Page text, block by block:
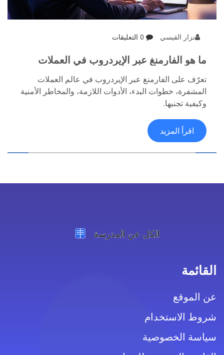
نزار القيسي
ما هو الفارمنغ عبر الإيردروب في العملات
تعرّف على الفارمنغ عبر الإيردروب في عالم العملات
المشفرة، خطوات البدء، الأدوات اللازمة، والمخاطر الأمنية
وكيفية تجنبها.
اقرأ المزيد
القائمة
عن الموقع
شروط الاستخدام
سياسة الخصوصية